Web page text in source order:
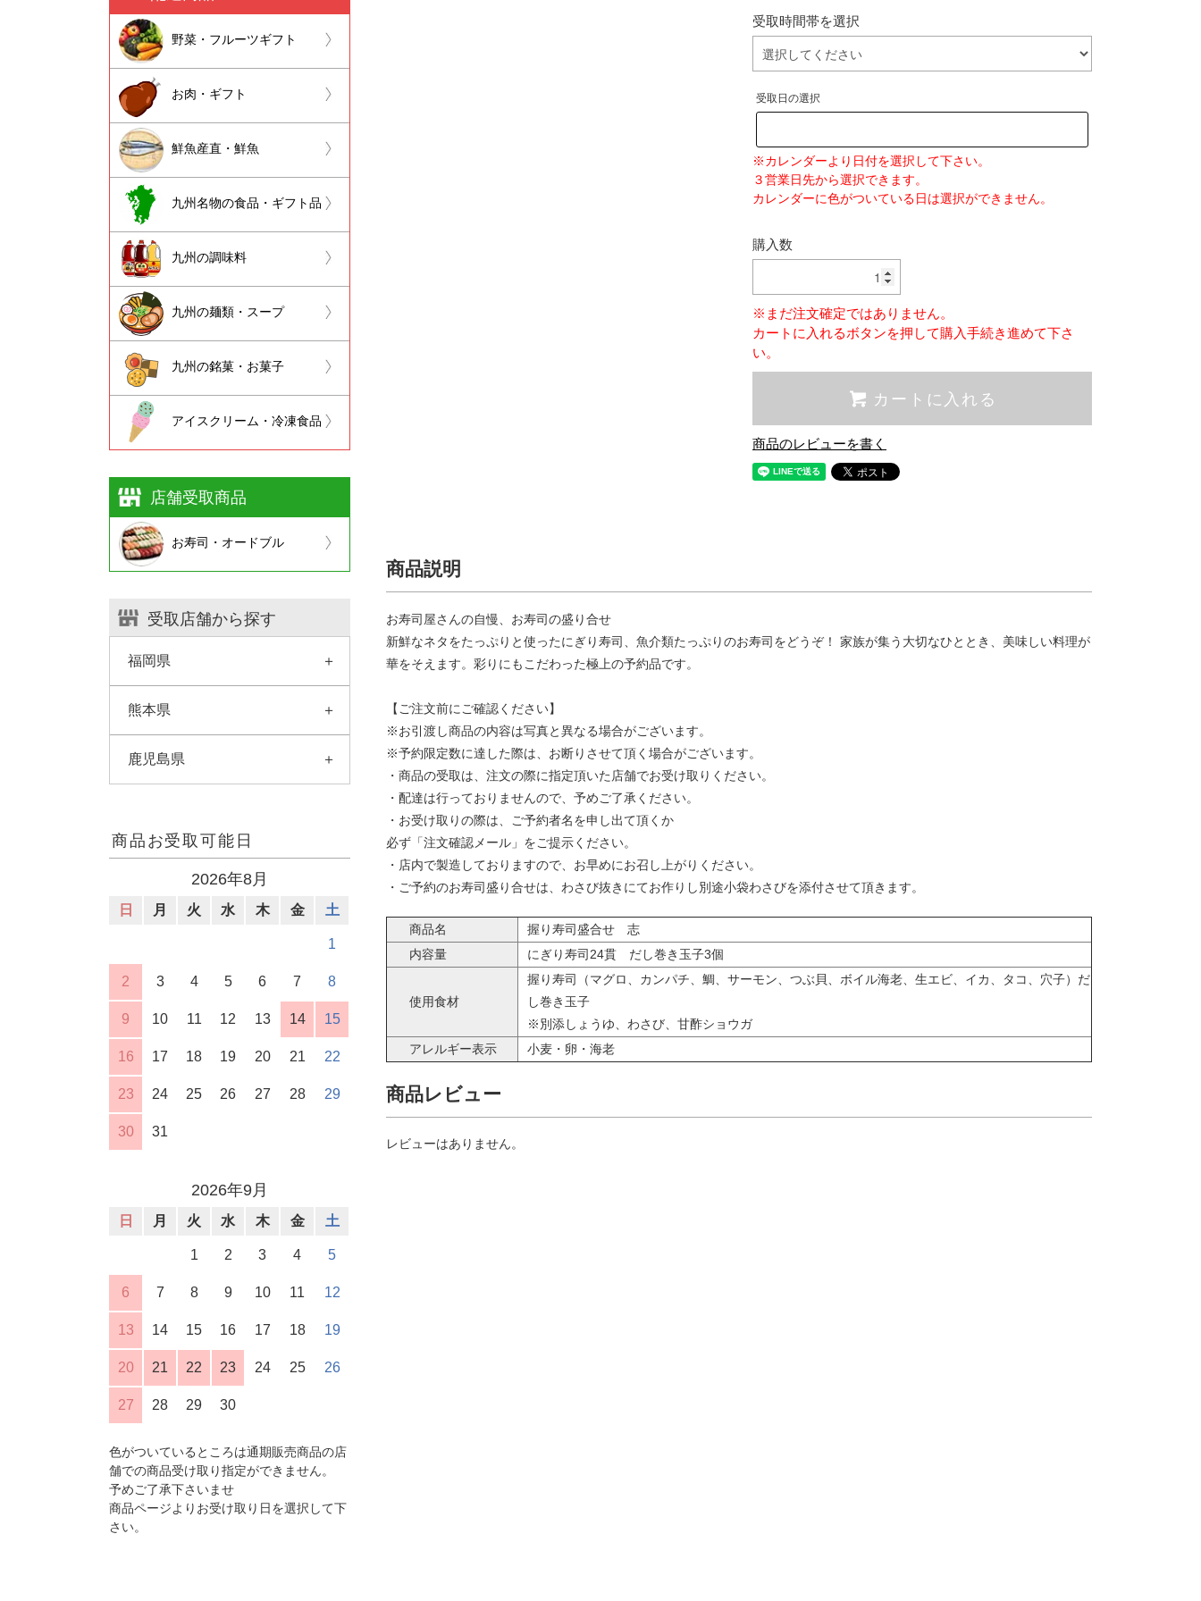
受取時間帯を選択
受取日の選択
※カレンダーより日付を選択して下さい。
３営業日先から選択できます。
カレンダーに色がついている日は選択ができません。
購入数
※まだ注文確定ではありません。
カートに入れるボタンを押して購入手続き進めて下さ
い。
カートに入れる
商品のレビューを書く
商品説明
お寿司屋さんの自慢、お寿司の盛り合せ
新鮮なネタをたっぷりと使ったにぎり寿司、魚介類たっぷりのお寿司をどうぞ！ 家族が集う大切なひととき、美味しい料理が
華をそえます。彩りにもこだわった極上の予約品です。
【ご注文前にご確認ください】
※お引渡し商品の内容は写真と異なる場合がございます。
※予約限定数に達した際は、お断りさせて頂く場合がございます。
・商品の受取は、注文の際に指定頂いた店舗でお受け取りください。
・配達は行っておりませんので、予めご了承ください。
・お受け取りの際は、ご予約者名を申し出て頂くか
必ず「注文確認メール」をご提示ください。
・店内で製造しておりますので、お早めにお召し上がりください。
・ご予約のお寿司盛り合せは、わさび抜きにてお作りし別途小袋わさびを添付させて頂きます。
商品名
握り寿司盛合せ 志
内容量
にぎり寿司24貫 だし巻き玉子3個
使用食材
握り寿司（マグロ、カンパチ、鯛、サーモン、つぶ貝、ボイル海老、生エビ、イカ、タコ、穴子）だ
し巻き玉子
※別添しょうゆ、わさび、甘酢ショウガ
アレルギー表示
小麦・卵・海老
商品レビュー
レビューはありません。
野菜・フルーツギフト
お肉・ギフト
鮮魚産直・鮮魚
九州名物の食品・ギフト品
九州の調味料
九州の麺類・スープ
九州の銘菓・お菓子
アイスクリーム・冷凍食品
店舗受取商品
お寿司・オードブル
受取店舗から探す
福岡県
熊本県
鹿児島県
商品お受取可能日
2026年8月
日 月 火 水 木 金 土
1
2 3 4 5 6 7 8
9 10 11 12 13 14 15
16 17 18 19 20 21 22
23 24 25 26 27 28 29
30 31
2026年9月
日 月 火 水 木 金 土
1 2 3 4 5
6 7 8 9 10 11 12
13 14 15 16 17 18 19
20 21 22 23 24 25 26
27 28 29 30
色がついているところは通期販売商品の店
舗での商品受け取り指定ができません。
予めご了承下さいませ
商品ページよりお受け取り日を選択して下
さい。